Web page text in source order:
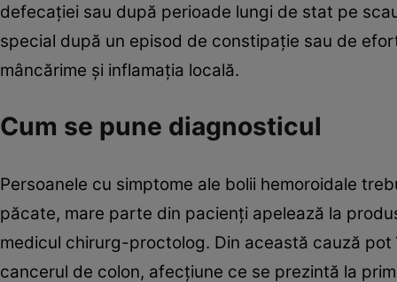
defecaţiei sau după perioade lungi de stat pe
special după un episod de constipaţie sau de
mâncărime şi inflamaţia locală.
Cum se pune diagnosticul
Persoanele cu simptome ale bolii hemoroidale
păcate, mare parte din pacienţi apelează la
medicul chirurg-proctolog. Din această cauză
cancerul de colon, afecţiune ce se prezintă la